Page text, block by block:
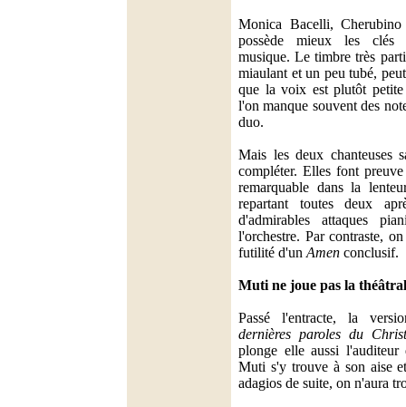
Monica Bacelli,
possède mieux les clés
musique. Le timbre très
miaulant et un peu tubé,
que la voix est plutôt
l'on manque souvent des
duo.
Mais les deux chanteuses
compléter. Elles font
remarquable dans la
repartant toutes deux
d'admirables attaques
l'orchestre. Par contraste,
futilité d'un Amen conclusif.
Muti ne joue pas la
Passé l'entracte, la
dernières paroles du
plonge elle aussi l'auditeur
Muti s'y trouve à son aise
adagios de suite, on n'aura